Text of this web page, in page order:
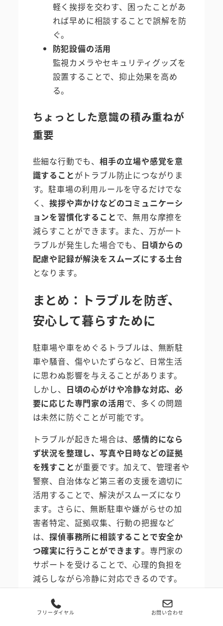
軽く挨拶を交わす、困ったことがあ
れば早めに相談することで誤解を防
ぐ。
防犯設備の活用
監視カメラやセキュリティグッズを
設置することで、抑止効果を高め
る。
ちょっとした意識の積み重ねが
重要
些細な行動でも、 相手の立場や感覚を意
識することがトラブル防止につながりま
す。駐車場の利用ルールを守るだけでな
く、挨拶や声かけなどのコミュニケーシ
ョンを習慣化することで、無用な摩擦を
減らすことができます。また、万が一ト
ラブルが発生した場合でも、 日頃からの
配慮や記録が解決をスムーズにする土台
となります。
まとめ：トラブルを防ぎ、
安心して暮らすために
駐車場や車をめぐるトラブルは、無断駐
車や騒音、傷やいたずらなど、日常生活
に思わぬ影響を与えることがあります。
しかし、 日頃の心がけや冷静な対応、必
要に応じた専門家の活用で、多くの問題
は未然に防ぐことが可能です。
トラブルが起きた場合は、感情的になら
ず状況を整理し、写真や日時などの証拠
を残すことが重要です。加えて、管理者や
警察、自治体など第三者の支援を適切に
活用することで、解決がスムーズになり
ます。さらに、無断駐車や嫌がらせの加
害者特定、証拠収集、行動の把握など
は、探偵事務所に相談することで安全か
つ確実に行うことができます。専門家の
サポートを受けることで、心理的負担を
減らしながら冷静に対応できるのです。
何よりも、
駐車マナーや近隣とのコミュ
ニケーション
を日常的に意識すること
フリーダイヤル お問い合わせ